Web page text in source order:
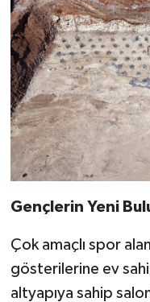
Gençlerin Yeni
Çok amaçlı spor
gösterilerine ev
altyapıya sahip